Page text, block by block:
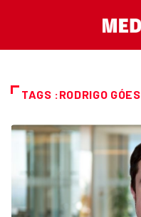
TAGS :RODRIGO GÓES